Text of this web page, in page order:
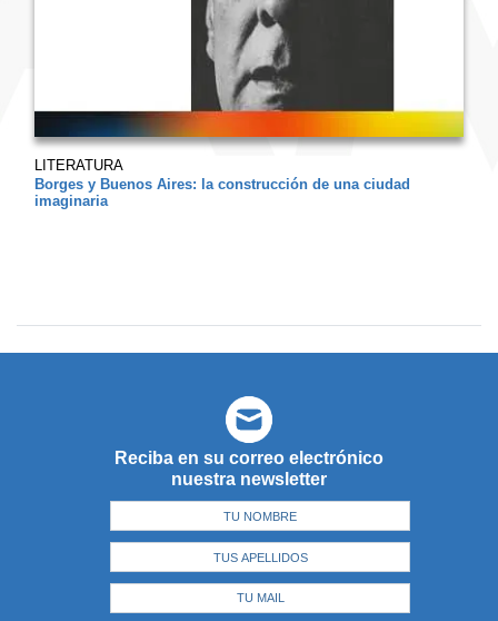
LITERATURA
Borges y Buenos Aires: la construcción de una ciudad
imaginaria
Reciba en su correo electrónico
nuestra newsletter